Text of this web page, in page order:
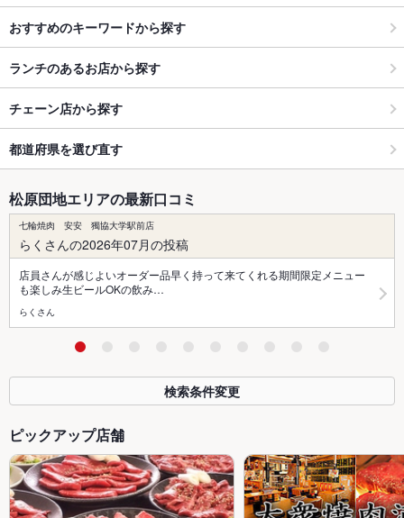
おすすめのキーワードから探す
ランチのあるお店から探す
チェーン店から探す
都道府県を選び直す
松原団地エリアの最新口コミ
七輪焼肉 安安 獨協大学駅前店
らくさんの2026年07月の投稿
店員さんが感じよいオーダー品早く持って来てくれる期間限定メニュー
も楽しみ生ビールOKの飲み…
らくさん
検索条件変更
ピックアップ店舗